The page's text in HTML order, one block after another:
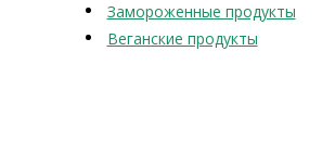
Замороженные продукты
Веганские продукты